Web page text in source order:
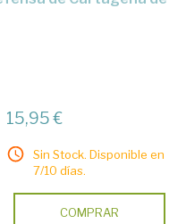
15,95 €
Sin Stock. Disponible en
7/10 días.
COMPRAR